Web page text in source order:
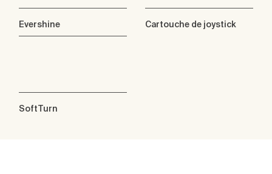
Evershine Cartouche de joystick
SoftTurn